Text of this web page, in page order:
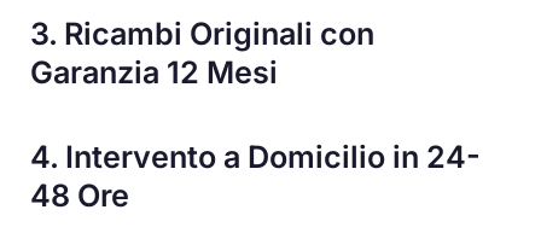
3. Ricambi Originali con
Garanzia 12 Mesi
4. Intervento a Domicilio in 24-
48 Ore